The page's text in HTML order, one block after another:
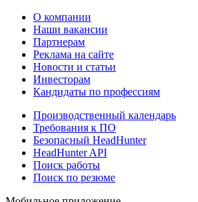
О компании
Наши вакансии
Партнерам
Реклама на сайте
Новости и статьи
Инвесторам
Кандидаты по профессиям
Производственный календарь
Требования к ПО
Безопасный HeadHunter
HeadHunter API
Поиск работы
Поиск по резюме